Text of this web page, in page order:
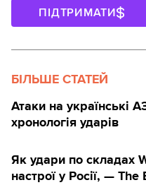
ПІДТРИМАТИ
БІЛЬШЕ СТАТЕЙ
Атаки на українські
хронологія ударів
Як удари по складах
настрої у Росії, —